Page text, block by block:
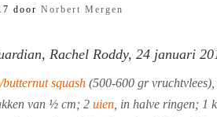
Moestuin
door Norbert Mergen
Rachel Roddy, 24 januari
squash (500-600 gr
van ½ cm; 2 uien, in halve ringen; 1